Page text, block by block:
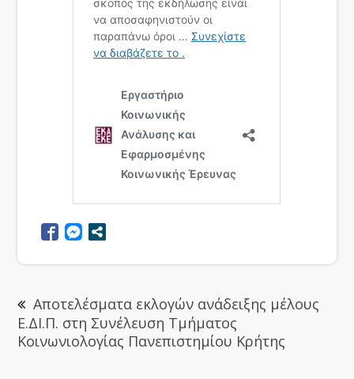
Αποτελέσματα εκλογών ανάδειξης μέλους
Ε.ΔΙ.Π. στη Συνέλευση Τμήματος
Κοινωνιολογίας Πανεπιστημίου Κρήτης